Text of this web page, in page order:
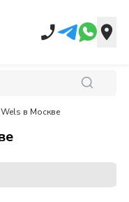
в Москве